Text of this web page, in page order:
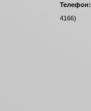
Телефон:
4166)